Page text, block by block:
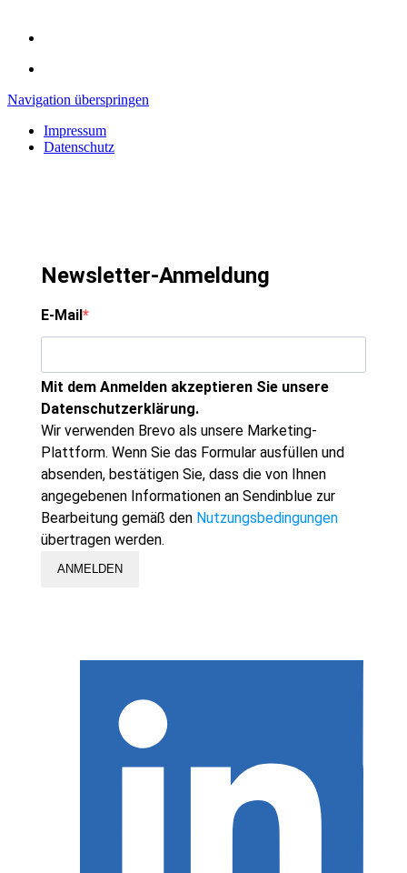
Navigation überspringen
Impressum
Datenschutz
Newsletter-Anmeldung
E-Mail
Mit dem Anmelden akzeptieren Sie unsere
Datenschutzerklärung.
Wir verwenden Brevo als unsere Marketing-
Plattform. Wenn Sie das Formular ausfüllen und
absenden, bestätigen Sie, dass die von Ihnen
angegebenen Informationen an Sendinblue zur
Bearbeitung gemäß den Nutzungsbedingungen
übertragen werden.
ANMELDEN